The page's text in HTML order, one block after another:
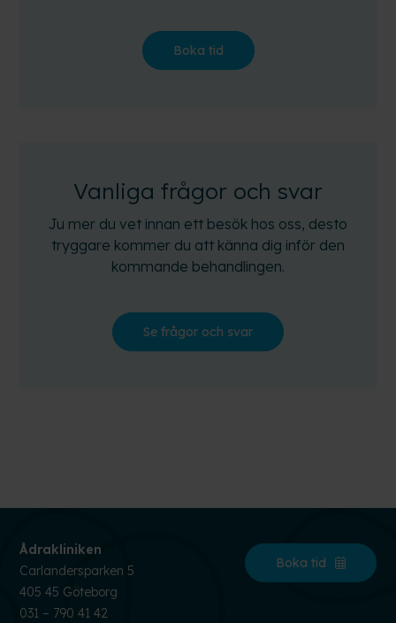
Boka tid
Vanliga frågor och svar
Ju mer du vet innan ett besök hos oss, desto
tryggare kommer du att känna dig inför den
kommande behandlingen.
Se frågor och svar
Ådrakliniken
Carlandersparken 5
405 45 Göteborg
031 – 790 41 42
Boka tid